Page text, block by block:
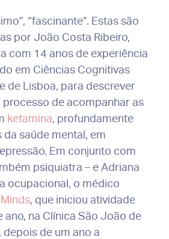
“fascinante”. Estas são
por João Costa Ribeiro,
com 14 anos de experiência
em Ciências Cognitivas
de Lisboa, para descrever
de acompanhar as
ketamina, profundamente
saúde mental, em
Em conjunto com
psiquiatra – e Adriana
ocupacional, o médico
, que iniciou atividade
ano, na Clínica São João de
depois de um ano a